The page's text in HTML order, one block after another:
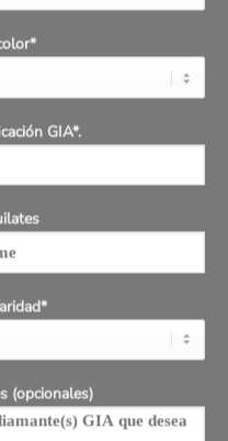
GIA*.
(opcionales)